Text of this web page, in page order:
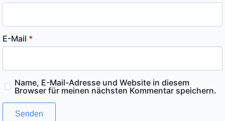
E-Mail *
Name, E-Mail-Adresse und Website in diesem
Browser für meinen nächsten Kommentar speichern.